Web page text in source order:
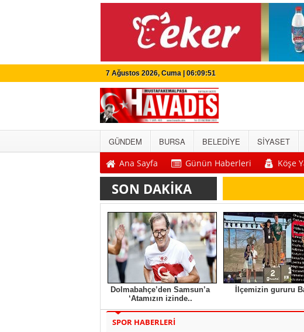
7 Ağustos 2026, Cuma | 06:09:52
GÜNDEM BURSA BELEDİYE SİYASET
Ana Sayfa
Günün Haberleri Köşe
SON DAKİKA
Dolmabahçe’den Samsun’a
‘Atamızın izinde..
İlçemizin gururu
SPOR HABERLERİ